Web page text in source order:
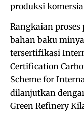
produksi
Rangkaian
bahan baku
tersertifikasi
Certification
Scheme for
dilanjutkan
Green Refinery